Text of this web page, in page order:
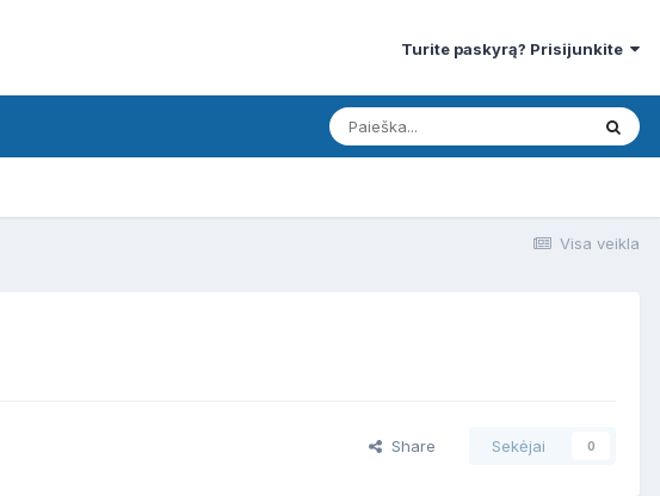
Turite paskyrą? Prisijunkite
Visa veikla
Share Sekėjai 0